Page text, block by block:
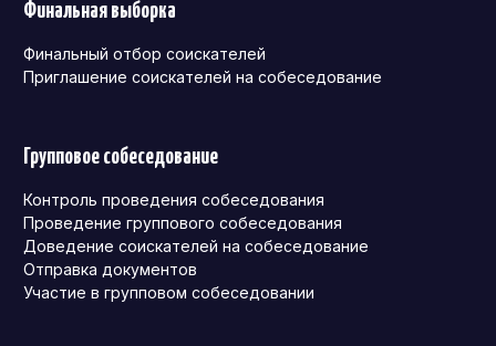
Финальная выборка
Финальный отбор соискателей
Приглашение соискателей на собеседование
Групповое собеседование
Контроль проведения собеседования
Проведение группового собеседования
Доведение соискателей на собеседование
Отправка документов
Участие в групповом собеседовании